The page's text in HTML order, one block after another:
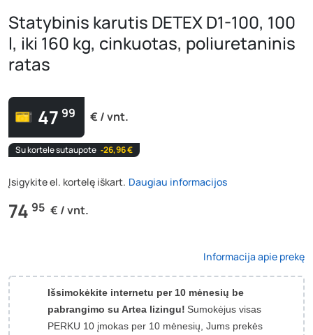
Statybinis karutis DETEX D1-100, 100
l, iki 160 kg, cinkuotas, poliuretaninis
ratas
47 99 € / vnt.
Su kortele sutaupote ‐26,96 €
Įsigykite el. kortelę iškart. Daugiau informacijos
74 95 € / vnt.
Informacija apie prekę
Išsimokėkite internetu per 10 mėnesių be
pabrangimo su Artea lizingu! Sumokėjus visas
PERKU 10 įmokas per 10 mėnesių, Jums prekės